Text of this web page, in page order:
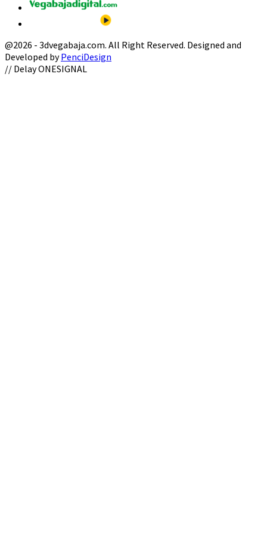
@2026 - 3dvegabaja.com. All Right Reserved. Designed and
Developed byPenciDesign
Facebook
Twitter
Instagram
Youtube
Email
// Delay ONESIGNAL